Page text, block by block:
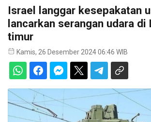
Israel langgar kesepakatan
lancarkan serangan udara di
timur
Kamis, 26 Desember 2024 06:46 WIB